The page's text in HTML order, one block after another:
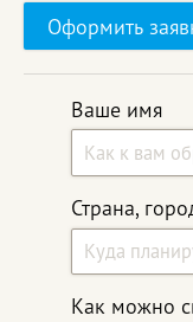
Ваше имя
Страна,
Как можно
Оформить